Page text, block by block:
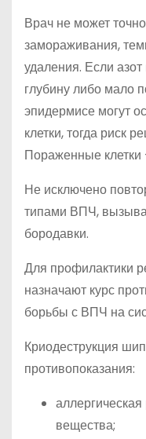
Врач не может
замораживания,
удаления. Если
глубину либо мало
эпидермисе могут
клетки, тогда риск
Пораженные клетки
Не исключено
типами ВПЧ,
бородавки.
Для профилактики
назначают курс
борьбы с ВПЧ на
Криодеструкция
противопоказания:
вещества;